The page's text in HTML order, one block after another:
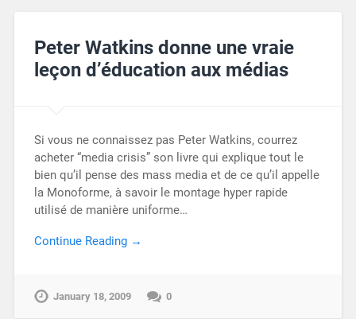
Peter Watkins donne une vraie
leçon d’éducation aux médias
Si vous ne connaissez pas Peter Watkins, courrez
acheter “media crisis” son livre qui explique tout le
bien qu’il pense des mass media et de ce qu’il appelle
la Monoforme, à savoir le montage hyper rapide
utilisé de manière uniforme…
Continue Reading →
January 18, 2009 0